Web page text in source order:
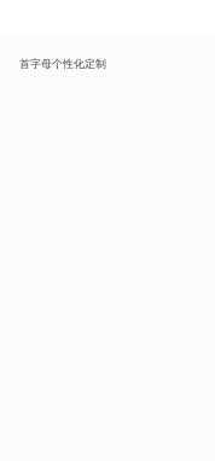
首字母个性化定制